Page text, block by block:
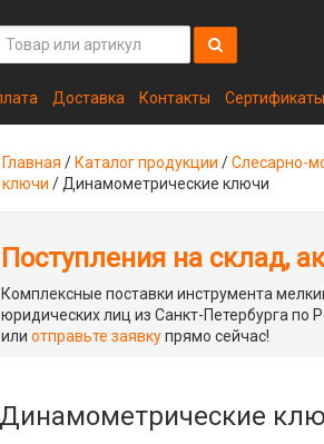
Доставка Контакты Сертификаты
Главная / Каталог продукции /Слесарно-
ключи / Динамометрические ключи
Поступления на склад,
Комплексные поставки инструмента
юридических лиц из Санкт-Петербурга по
или отправьте заявкупрямо сейчас!